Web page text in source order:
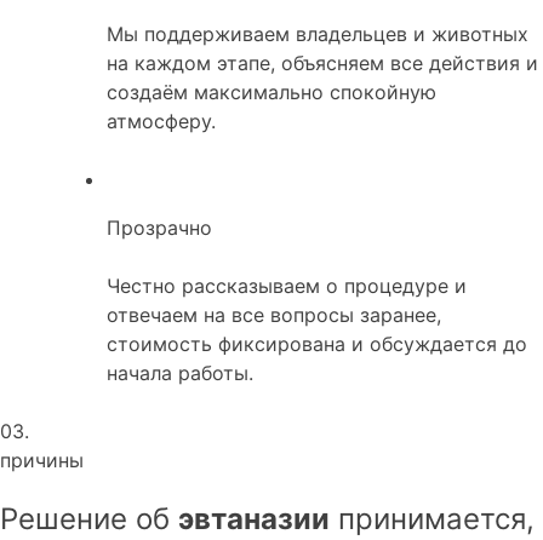
Мы поддерживаем владельцев и животных
на каждом этапе, объясняем все действия и
создаём максимально спокойную
атмосферу.
Прозрачно
Честно рассказываем о процедуре и
отвечаем на все вопросы заранее,
стоимость фиксирована и обсуждается до
начала работы.
03.
причины
Решение об эвтаназии принимается,